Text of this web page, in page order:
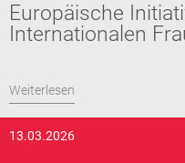
Europäische
Internationalen
Weiterlesen
13.03.2026